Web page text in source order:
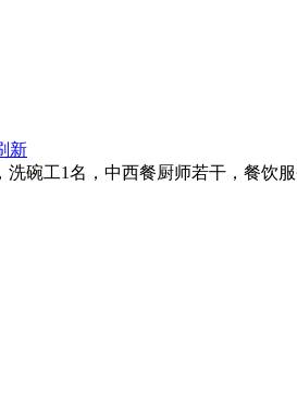
新
碗工1名，中西餐厨师若干，餐饮